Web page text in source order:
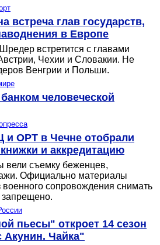
встреча глав государств,
в Европе
встретится с главами
Чехии и Словакии. Не
Венгрии и Польши.
человеческой
и ОРТ в Чечне отобрали
и аккредитацию
вели съемку беженцев,
Официально материалы
военного сопровождения снимать
запрещено.
пьесы" откроет 14 сезон
Акунин. Чайка"